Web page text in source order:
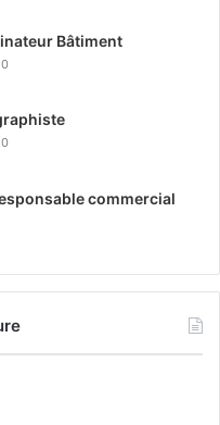
Bâtiment
commercial